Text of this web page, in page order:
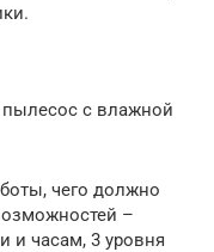
пылесос с влажной
чего должно
–
и часам, 3 уровня